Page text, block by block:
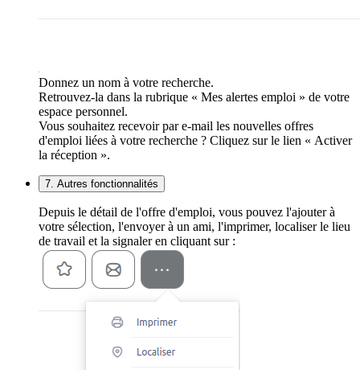
Donnez un nom à votre recherche.
Retrouvez-la dans la rubrique « Mes alertes emploi » de votre
espace personnel.
Vous souhaitez recevoir par e-mail les nouvelles offres
d'emploi liées à votre recherche ? Cliquez sur le lien « Activer
la réception ».
7. Autres fonctionnalités
Depuis le détail de l'offre d'emploi, vous pouvez l'ajouter à
votre sélection, l'envoyer à un ami, l'imprimer, localiser le lieu
de travail et la signaler en cliquant sur :